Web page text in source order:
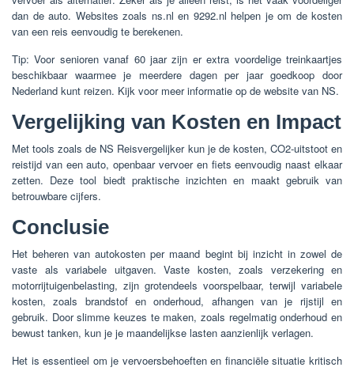
dan de auto. Websites zoals ns.nl en 9292.nl helpen je om de kosten
van een reis eenvoudig te berekenen.
Tip: Voor senioren vanaf 60 jaar zijn er extra voordelige treinkaartjes
beschikbaar waarmee je meerdere dagen per jaar goedkoop door
Nederland kunt reizen. Kijk voor meer informatie op de website van NS.
Vergelijking van Kosten en Impact
Met tools zoals de NS Reisvergelijker kun je de kosten, CO2-uitstoot en
reistijd van een auto, openbaar vervoer en fiets eenvoudig naast elkaar
zetten. Deze tool biedt praktische inzichten en maakt gebruik van
betrouwbare cijfers.
Conclusie
Het beheren van autokosten per maand begint bij inzicht in zowel de
vaste als variabele uitgaven. Vaste kosten, zoals verzekering en
motorrijtuigenbelasting, zijn grotendeels voorspelbaar, terwijl variabele
kosten, zoals brandstof en onderhoud, afhangen van je rijstijl en
gebruik. Door slimme keuzes te maken, zoals regelmatig onderhoud en
bewust tanken, kun je je maandelijkse lasten aanzienlijk verlagen.
Het is essentieel om je vervoersbehoeften en financiële situatie kritisch